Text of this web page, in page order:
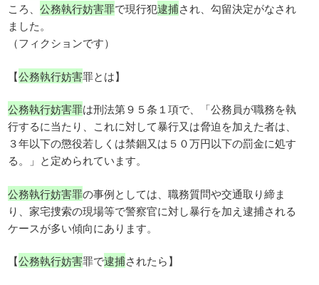
ころ、公務執行妨害罪で現行犯逮捕され、勾留決定がなされ
ました。
（フィクションです）
【公務執行妨害罪とは】
公務執行妨害罪は刑法第９５条１項で、「公務員が職務を執
行するに当たり、これに対して暴行又は脅迫を加えた者は、
３年以下の懲役若しくは禁錮又は５０万円以下の罰金に処す
る。」と定められています。
公務執行妨害罪の事例としては、職務質問や交通取り締ま
り、家宅捜索の現場等で警察官に対し暴行を加え逮捕される
ケースが多い傾向にあります。
【公務執行妨害罪で逮捕されたら】